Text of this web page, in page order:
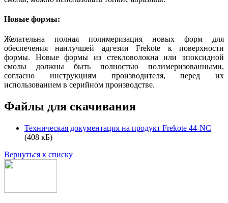
Новые формы:
Желательна полная полимеризация новых форм для
обеспечения наилучшей адгезии Frekote к поверхности
формы. Новые формы из стекловолокна или эпоксидной
смолы должны быть полностью полимеризованными,
согласно инструкциям производителя, перед их
использованием в серийном производстве.
Файлы для скачивания
Техническая документация на продукт Frekote 44-NC
(408 кБ)
Вернуться к списку